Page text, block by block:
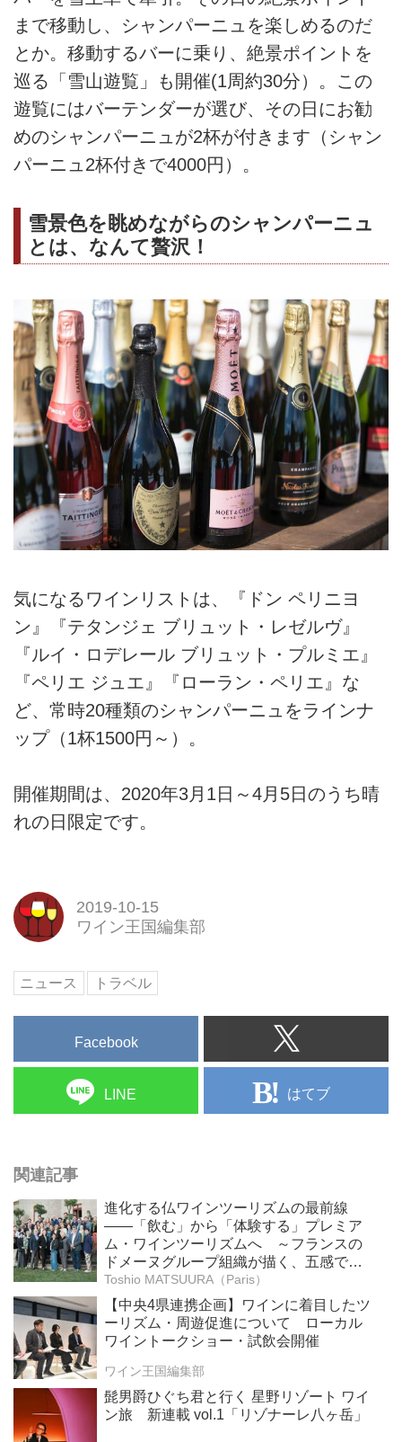
まで移動し、シャンパーニュを楽しめるのだ
とか。移動するバーに乗り、絶景ポイントを
巡る「雪山遊覧」も開催(1周約30分）。この
遊覧にはバーテンダーが選び、その日にお勧
めのシャンパーニュが2杯が付きます（シャン
パーニュ2杯付きで4000円）。
雪景色を眺めながらのシャンパーニュ
とは、なんて贅沢！
気になるワインリストは、『ドン ペリニヨ
ン』『テタンジェ ブリュット・レゼルヴ』
『ルイ・ロデレール ブリュット・プルミエ』
『ペリエ ジュエ』『ローラン・ペリエ』な
ど、常時20種類のシャンパーニュをラインナ
ップ（1杯1500円～）。
開催期間は、2020年3月1日～4月5日のうち晴
れの日限定です。
2019-10-15
ワイン王国編集部
ニュース トラベル
Facebook
LINE はてブ
関連記事
進化する仏ワインツーリズムの最前線
――「飲む」から「体験する」プレミア
ム・ワインツーリズムへ ～フランスの
ドメーヌグループ組織が描く、五感で深
掘りする次世代のテロワール体験
Toshio MATSUURA（Paris）
【中央4県連携企画】ワインに着目したツ
ーリズム・周遊促進について ローカル
ワイントークショー・試飲会開催
ワイン王国編集部
髭男爵ひぐち君と行く 星野リゾート ワイ
ン旅 新連載 vol.1「リゾナーレ八ヶ岳」